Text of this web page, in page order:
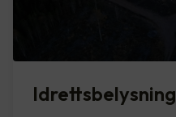
Idrettsbelysning